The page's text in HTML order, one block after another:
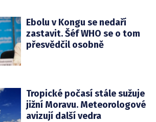
Ebolu v Kongu se nedaří
zastavit. Šéf WHO se o tom
přesvědčil osobně
Tropické počasí stále sužuje
jižní Moravu. Meteorologové
avizují další vedra